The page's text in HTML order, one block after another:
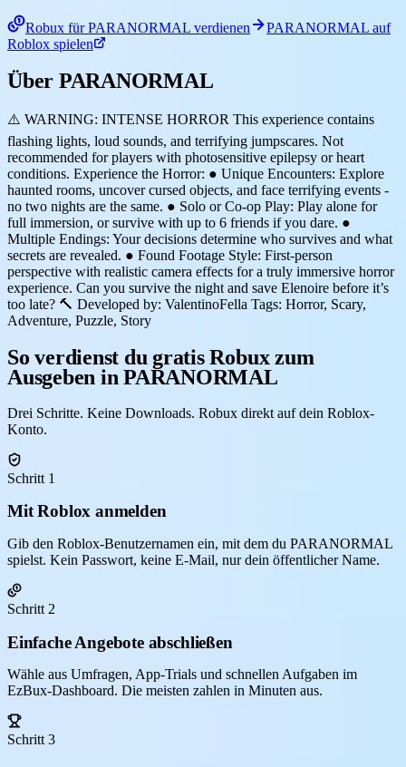
Robux für PARANORMAL verdienen
PARANORMAL auf
Roblox spielen
Über PARANORMAL
⚠️ WARNING: INTENSE HORROR This experience contains
flashing lights, loud sounds, and terrifying jumpscares. Not
recommended for players with photosensitive epilepsy or heart
conditions. Experience the Horror: ● Unique Encounters: Explore
haunted rooms, uncover cursed objects, and face terrifying events -
no two nights are the same. ● Solo or Co-op Play: Play alone for
full immersion, or survive with up to 6 friends if you dare. ●
Multiple Endings: Your decisions determine who survives and what
secrets are revealed. ● Found Footage Style: First-person
perspective with realistic camera effects for a truly immersive horror
experience. Can you survive the night and save Elenoire before it’s
too late? 🔨 Developed by: ValentinoFella Tags: Horror, Scary,
Adventure, Puzzle, Story
So verdienst du gratis Robux zum
Ausgeben in PARANORMAL
Drei Schritte. Keine Downloads. Robux direkt auf dein Roblox-
Konto.
Schritt 1
Mit Roblox anmelden
Gib den Roblox-Benutzernamen ein, mit dem du PARANORMAL
spielst. Kein Passwort, keine E-Mail, nur dein öffentlicher Name.
Schritt 2
Einfache Angebote abschließen
Wähle aus Umfragen, App-Trials und schnellen Aufgaben im
EzBux-Dashboard. Die meisten zahlen in Minuten aus.
Schritt 3